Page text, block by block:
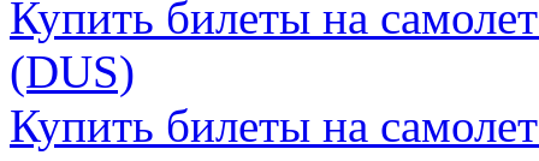
Купить билеты на
(DUS)
Купить билеты на